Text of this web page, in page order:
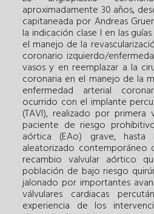
aproximadamente 30 años,
capitaneada por Andreas
la indicación clase I en las
el manejo de la
coronario izquierdo/
vasos y en reemplazar a la
coronaria en el manejo de la
enfermedad arterial
ocurrido con el implante
(TAVI), realizado por
paciente de riesgo
aórtica (EAo) grave,
aleatorizado contemporáneo
recambio valvular aórtico
población de bajo riesgo
jalonado por importantes
válvulares cardiacas
experiencia de los